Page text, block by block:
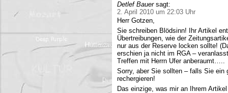
Detlef Bauer sagt:
2. April 2010 um 22:03 Uhr
Herr Gotzen,
Sie schreiben Blödsinn! Ihr Artikel
Übertreibungen, wie der
nur aus der Reserve locken sollte!
erschien ja nicht im RGA –
Treffen mit Herrn Ufer anberaumt…..
Sorry, aber Sie sollten – falls Sie ein
rechergieren!
Das einzige, was mir an Ihrem